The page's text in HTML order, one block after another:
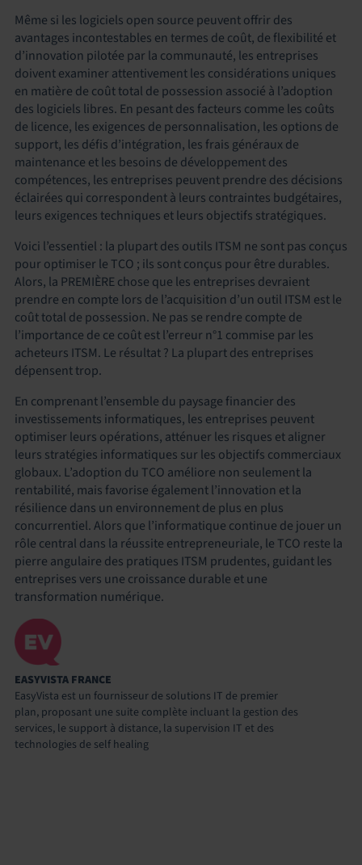
Même si les logiciels open source peuvent offrir des
avantages incontestables en termes de coût, de flexibilité et
d’innovation pilotée par la communauté, les entreprises
doivent examiner attentivement les considérations uniques
en matière de coût total de possession associé à l’adoption
des logiciels libres. En pesant des facteurs comme les coûts
de licence, les exigences de personnalisation, les options de
support, les défis d’intégration, les frais généraux de
maintenance et les besoins de développement des
compétences, les entreprises peuvent prendre des décisions
éclairées qui correspondent à leurs contraintes budgétaires,
leurs exigences techniques et leurs objectifs stratégiques.
Voici l’essentiel : la plupart des outils ITSM ne sont pas conçus
pour optimiser le TCO ; ils sont conçus pour être durables.
Alors, la PREMIÈRE chose que les entreprises devraient
prendre en compte lors de l’acquisition d’un outil ITSM est le
coût total de possession. Ne pas se rendre compte de
l’importance de ce coût est l’erreur n°1 commise par les
acheteurs ITSM. Le résultat ? La plupart des entreprises
dépensent trop.
En comprenant l’ensemble du paysage financier des
investissements informatiques, les entreprises peuvent
optimiser leurs opérations, atténuer les risques et aligner
leurs stratégies informatiques sur les objectifs commerciaux
globaux. L’adoption du TCO améliore non seulement la
rentabilité, mais favorise également l’innovation et la
résilience dans un environnement de plus en plus
concurrentiel. Alors que l’informatique continue de jouer un
rôle central dans la réussite entrepreneuriale, le TCO reste la
pierre angulaire des pratiques ITSM prudentes, guidant les
entreprises vers une croissance durable et une
transformation numérique.
EASYVISTA FRANCE
EasyVista est un fournisseur de solutions IT de premier
plan, proposant une suite complète incluant la gestion des
services, le support à distance, la supervision IT et des
technologies de self healing